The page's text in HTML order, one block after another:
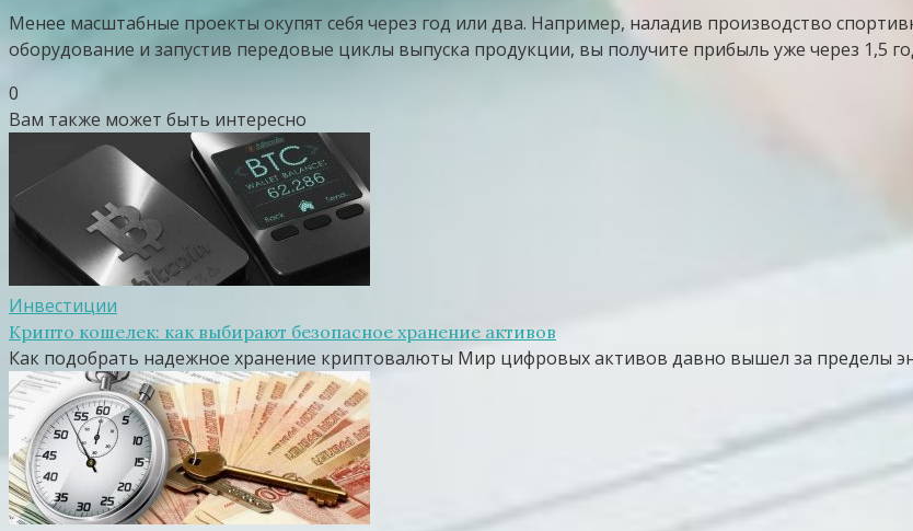
Менее масштабные проекты окупят себя через год или два. Например, наладив производство
оборудование и запустив передовые циклы выпуска продукции, вы получите прибыль уже через 1,5
0
Вам также может быть интересно
Инвестиции
Крипто кошелек: как выбирают безопасное хранение активов
Как подобрать надежное хранение криптовалюты Мир цифровых активов давно вышел за пределы